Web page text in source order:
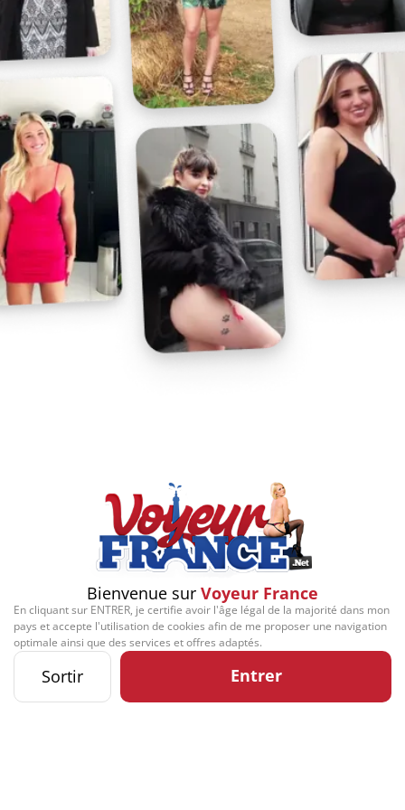
Profitez d'un essai 24h pour seulement 2€ !
Découvrir !
Basculer
la
navigation
VIDÉO À PROPOS
UNE BONNE PIPE
02:00 - 3 610 vues
Play
Video
Signaler cette contribution
ContactMentions légales DésabonnementComplaint PolicyPrivacy Policy
Content PolicyBilling Support Segpay
18 U.S.C. 2257 Record-Keeping Requirements Compliance Statement
Kozozxy Kft. - Revay köz 4, 1065 Budapest, Hungary -
contact@kozozxy.com
The website contains sexual content.
Bienvenue sur Voyeur France
En cliquant sur ENTRER, je certifie avoir l'âge légal de la majorité dans mon
pays et accepte l'utilisation de cookies afin de me proposer une navigation
optimale ainsi que des services et offres adaptés.
Sortir Entrer